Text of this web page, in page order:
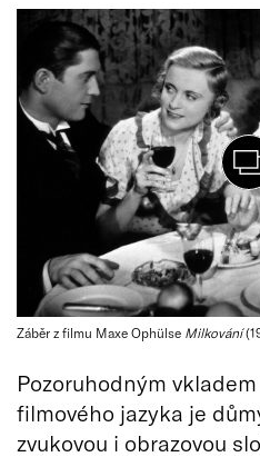
Záběr z filmu Maxe Ophülse Milkování
Pozoruhodným
filmového jazyka je
zvukovou i obrazovou